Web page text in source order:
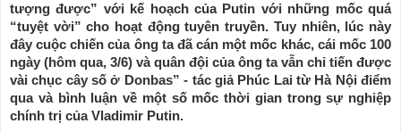
tượng được” với kế hoạch của Putin với những mốc quá
“tuyệt vời” cho hoạt động tuyên truyền. Tuy nhiên, lúc này
đây cuộc chiến của ông ta đã cán một mốc khác, cái mốc 100
ngày (hôm qua, 3/6) và quân đội của ông ta vẫn chỉ tiến được
vài chục cây số ở Donbas” - tác giả Phúc Lai từ Hà Nội điểm
qua và bình luận về một số mốc thời gian trong sự nghiệp
chính trị của Vladimir Putin.